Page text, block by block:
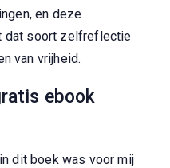
en deze
dat soort zelfreflectie
van vrijheid.
ebook
dit boek was voor mij